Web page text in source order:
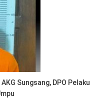
Sungsang, DPO Pelaku